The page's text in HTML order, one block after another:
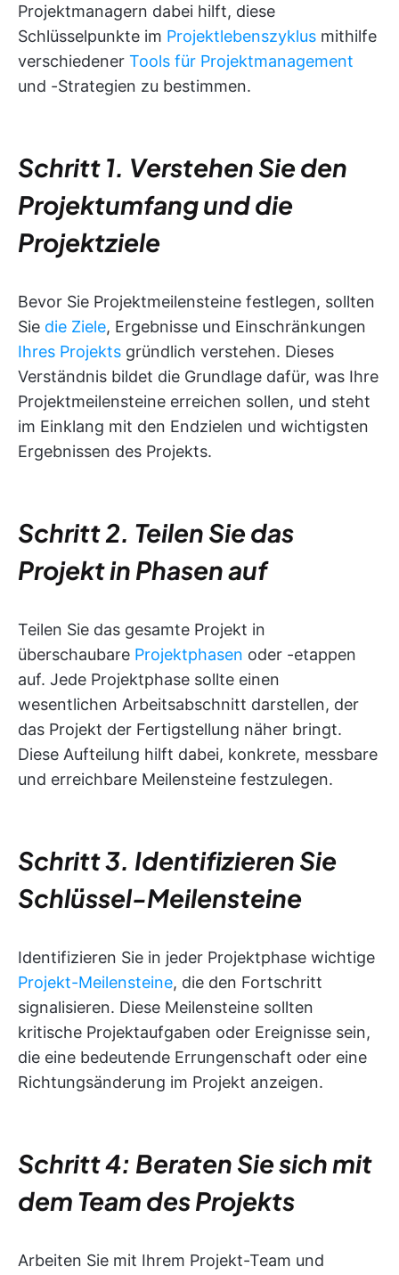
Projektmanagern dabei hilft, diese
Schlüsselpunkte im Projektlebenszyklus mithilfe
verschiedener Tools für Projektmanagement
und -Strategien zu bestimmen.
Schritt 1. Verstehen Sie den
Projektumfang und die
Projektziele
Bevor Sie Projektmeilensteine festlegen, sollten
Sie die Ziele, Ergebnisse und Einschränkungen
Ihres Projekts gründlich verstehen. Dieses
Verständnis bildet die Grundlage dafür, was Ihre
Projektmeilensteine erreichen sollen, und steht
im Einklang mit den Endzielen und wichtigsten
Ergebnissen des Projekts.
Schritt 2. Teilen Sie das
Projekt in Phasen auf
Teilen Sie das gesamte Projekt in
überschaubare Projektphasen oder -etappen
auf. Jede Projektphase sollte einen
wesentlichen Arbeitsabschnitt darstellen, der
das Projekt der Fertigstellung näher bringt.
Diese Aufteilung hilft dabei, konkrete, messbare
und erreichbare Meilensteine festzulegen.
Schritt 3. Identifizieren Sie
Schlüssel-Meilensteine
Identifizieren Sie in jeder Projektphase wichtige
Projekt-Meilensteine, die den Fortschritt
signalisieren. Diese Meilensteine sollten
kritische Projektaufgaben oder Ereignisse sein,
die eine bedeutende Errungenschaft oder eine
Richtungsänderung im Projekt anzeigen.
Schritt 4: Beraten Sie sich mit
dem Team des Projekts
Arbeiten Sie mit Ihrem Projekt-Team und